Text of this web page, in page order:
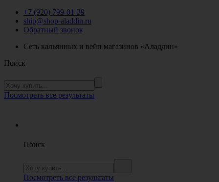
+7 (920) 799-01-39
ship@shop-aladdin.ru
Обратный звонок
Сеть кальянных и вейп магазинов «Аладдин»
Поиск
Посмотреть все результаты
Поиск
Посмотреть все результаты